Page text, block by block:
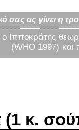
σας ας γίνει η
ο Ιπποκράτης
(WHO 1997) και
κ.